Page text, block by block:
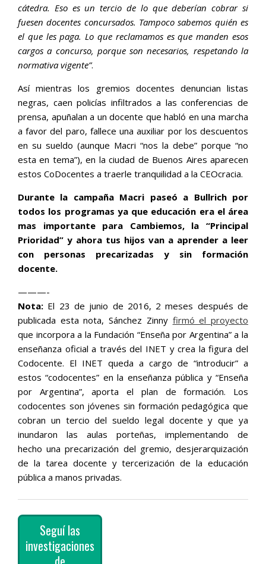
cátedra. Eso es un tercio de lo que deberían cobrar si
fuesen docentes concursados. Tampoco sabemos quién es
el que les paga. Lo que reclamamos es que manden esos
cargos a concurso, porque son necesarios, respetando la
normativa vigente”.
Así mientras los gremios docentes denuncian listas
negras, caen policías infiltrados a las conferencias de
prensa, apuñalan a un docente que habló en una marcha
a favor del paro, fallece una auxiliar por los descuentos
en su sueldo (aunque Macri “nos la debe” porque “no
esta en tema”), en la ciudad de Buenos Aires aparecen
estos CoDocentes a traerle tranquilidad a la CEOcracia.
Durante la campaña Macri paseó a Bullrich por
todos los programas ya que educación era el área
mas importante para Cambiemos, la “Principal
Prioridad” y ahora tus hijos van a aprender a leer
con personas precarizadas y sin formación
docente.
———-
Nota: El 23 de junio de 2016, 2 meses después de
publicada esta nota, Sánchez Zinny firmó el proyecto
que incorpora a la Fundación “Enseña por Argentina” a la
enseñanza oficial a través del INET y crea la figura del
Codocente. El INET queda a cargo de “introducir” a
estos “codocentes” en la enseñanza pública y “Enseña
por Argentina”, aporta el plan de formación. Los
codocentes son jóvenes sin formación pedagógica que
cobran un tercio del sueldo legal docente y que ya
inundaron las aulas porteñas, implementando de
hecho una precarización del gremio, desjerarquización
de la tarea docente y tercerización de la educación
pública a manos privadas.
Seguí las
investigaciones